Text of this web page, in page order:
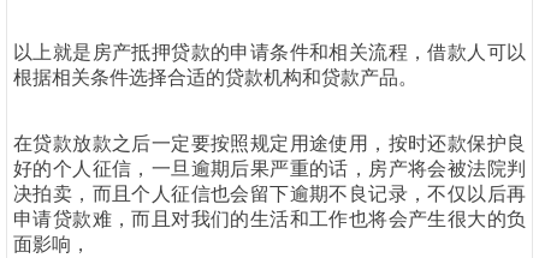
以上就是房产抵押贷款的申请条件和相关流程，借款人可以
根据相关条件选择合适的贷款机构和贷款产品。
在贷款放款之后一定要按照规定用途使用，按时还款保护良
好的个人征信，一旦逾期后果严重的话，房产将会被法院判
决拍卖，而且个人征信也会留下逾期不良记录，不仅以后再
申请贷款难，而且对我们的生活和工作也将会产生很大的负
面影响，